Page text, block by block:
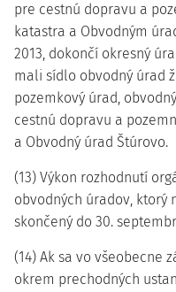
pre cestnú dopravu a
katastra a Obvodným
2013, dokončí okresný
mali sídlo obvodný úrad
pozemkový úrad,
cestnú dopravu a
a Obvodný úrad Štúrovo.
(13) Výkon rozhodnutí
obvodných úradov, ktorý
skončený do 30.
(14) Ak sa vo všeobecne
okrem prechodných